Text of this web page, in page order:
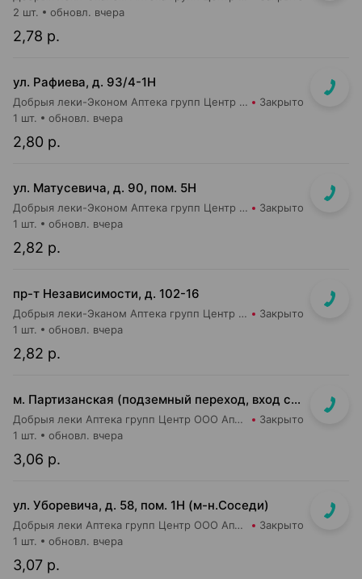
2,78 р.
2 шт. обновл. вчера
ул. Рафиева, д. 93/4-1Н
Добрыя леки-Эконом Аптека групп Центр ООО Аптека №1 Закрыто
2,80 р.
1 шт. обновл. вчера
ул. Матусевича, д. 90, пом. 5Н
Добрыя леки-Эконом Аптека групп Центр ООО Аптека №17 Закрыто
2,82 р.
1 шт. обновл. вчера
пр-т Независимости, д. 102-16
Добрыя леки-Эканом Аптека групп Центр ООО Аптека №19 Закрыто
2,82 р.
1 шт. обновл. вчера
м. Партизанская (подземный переход, вход со стороны гостиницы "Турист")
Добрыя леки Аптека групп Центр ООО Аптека №5 Закрыто
3,06 р.
1 шт. обновл. вчера
ул. Уборевича, д. 58, пом. 1Н (м-н.Соседи)
Добрыя леки Аптека групп Центр ООО Аптека №48 Закрыто
3,07 р.
1 шт. обновл. вчера